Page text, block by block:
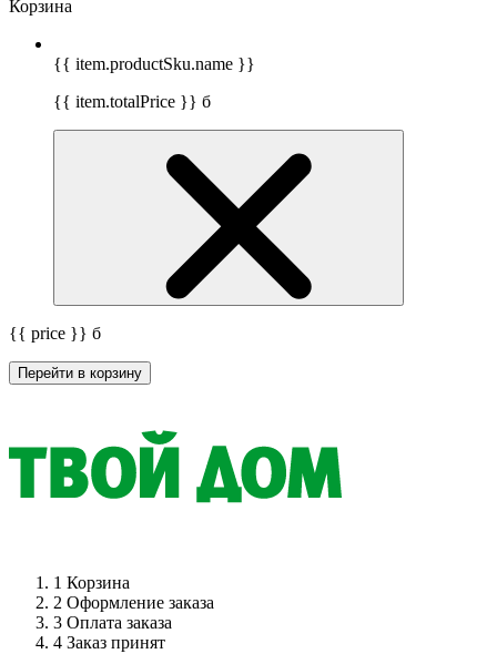
Корзина
{{ item.productSku.name }}
{{ item.totalPrice }} б
{{ price }} б
Перейти в корзину
1 Корзина
2 Оформление заказа
3 Оплата заказа
4 Заказ принят